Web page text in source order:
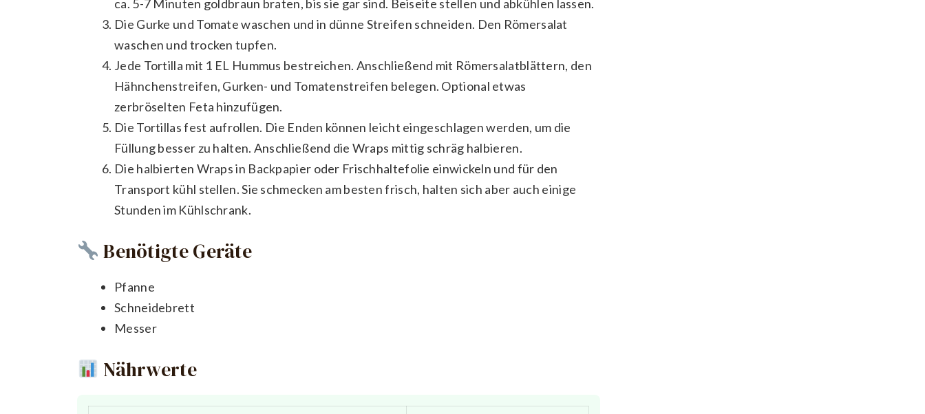
ca. 5-7 Minuten goldbraun braten, bis sie gar sind. Beiseite stellen und abkühlen lassen.
Die Gurke und Tomate waschen und in dünne Streifen schneiden. Den Römersalat
waschen und trocken tupfen.
Jede Tortilla mit 1 EL Hummus bestreichen. Anschließend mit Römersalatblättern, den
Hähnchenstreifen, Gurken- und Tomatenstreifen belegen. Optional etwas
zerbröselten Feta hinzufügen.
Die Tortillas fest aufrollen. Die Enden können leicht eingeschlagen werden, um die
Füllung besser zu halten. Anschließend die Wraps mittig schräg halbieren.
Die halbierten Wraps in Backpapier oder Frischhaltefolie einwickeln und für den
Transport kühl stellen. Sie schmecken am besten frisch, halten sich aber auch einige
Stunden im Kühlschrank.
Benötigte Geräte
Pfanne
Schneidebrett
Messer
Nährwerte